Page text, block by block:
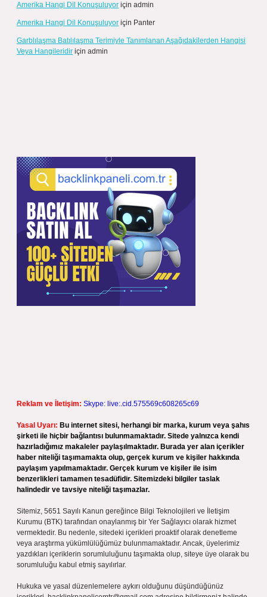
Amerika Hangi Dil Konuşuluyor için admin
Amerika Hangi Dil Konuşuluyor için Panter
Garblılaşma Batılılaşma Terimiyle Tanımlanan Aşağıdakilerden Hangisi
Veya Hangileridir için admin
Reklam ve İletişim: Skype: live:.cid.575569c608265c69
Yasal Uyarı: Bu internet sitesi, herhangi bir marka, kurum veya şahıs
şirketi ile hiçbir bağlantısı bulunmamaktadır. Sitede yalnızca kendi
hazırladığımız makaleler paylaşılmaktadır. Burada yer alan içerikler
haber niteliği taşımamakta olup, gerçek kurum ve kişiler hakkında
paylaşım yapılmamaktadır. Gerçek kurum ve kişiler ile isim
benzerlikleri tamamen tesadüfidir. Sitemizdeki bilgiler taslak
halindedir ve tavsiye niteliği taşımazlar.
Sitemiz, 5651 Sayılı Kanun gereğince Bilgi Teknolojileri ve İletişim
Kurumu (BTK) tarafından onaylanmış bir Yer Sağlayıcı olarak hizmet
vermektedir. Bu nedenle, sitedeki içerikleri proaktif olarak denetleme
veya araştırma yükümlülüğümüz bulunmamaktadır. Ancak, üyelerimiz
yazdıkları içeriklerin sorumluluğunu taşımakta olup, siteye üye olarak bu
sorumluluğu kabul etmiş sayılırlar.
Hukuka ve yasal düzenlemelere aykırı olduğunu düşündüğünüz